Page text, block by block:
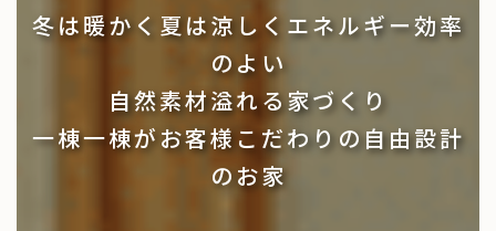
冬は暖かく夏は涼しくエネルギー効率
のよい
自然素材溢れる家づくり
一棟一棟がお客様こだわりの自由設計
のお家